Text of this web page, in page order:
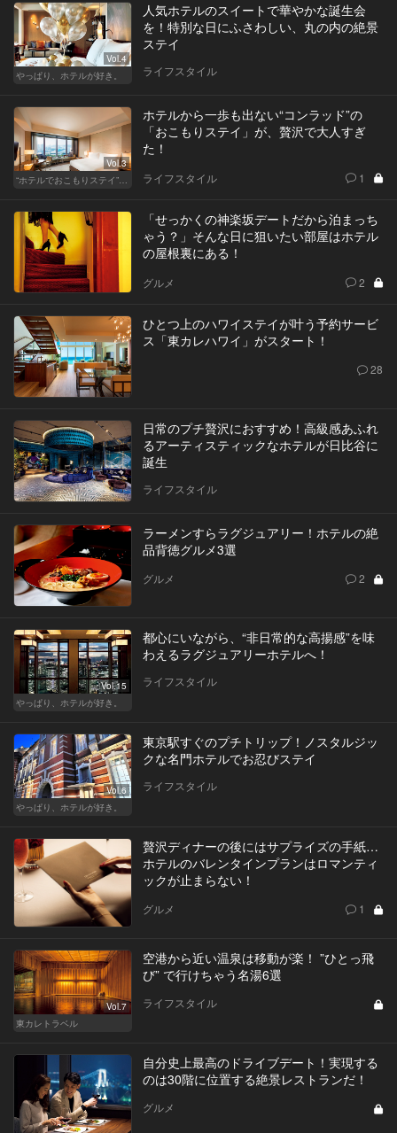
Vol.4
やっぱり、ホテルが好き。
人気ホテルのスイートで華やかな誕生会
を！特別な日にふさわしい、丸の内の絶景
ステイ
ライフスタイル
Vol.3
“ホテルでおこもりステイ”が大人デートに最高の選択だ
ホテルから一歩も出ない“コンラッド”の
「おこもりステイ」が、贅沢で大人すぎ
た！
ライフスタイル 1
「せっかくの神楽坂デートだから泊まっち
ゃう？」そんな日に狙いたい部屋はホテル
の屋根裏にある！
グルメ 2
ひとつ上のハワイステイが叶う予約サービ
ス「東カレハワイ」がスタート！
28
日常のプチ贅沢におすすめ！高級感あふれ
るアーティスティックなホテルが日比谷に
誕生
ライフスタイル
ラーメンすらラグジュアリー！ホテルの絶
品背徳グルメ3選
グルメ 2
Vol.15
やっぱり、ホテルが好き。
都心にいながら、“非日常的な高揚感”を味
わえるラグジュアリーホテルへ！
ライフスタイル
Vol.6
やっぱり、ホテルが好き。
東京駅すぐのプチトリップ！ノスタルジッ
クな名門ホテルでお忍びステイ
ライフスタイル
贅沢ディナーの後にはサプライズの手紙…
ホテルのバレンタインプランはロマンティ
ックが止まらない！
グルメ 1
Vol.7
東カレトラベル
空港から近い温泉は移動が楽！ ”ひとっ飛
び” で行けちゃう名湯6選
ライフスタイル
自分史上最高のドライブデート！実現する
のは30階に位置する絶景レストランだ！
グルメ